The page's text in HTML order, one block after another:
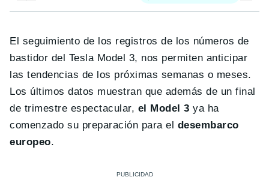
El seguimiento de los registros de los números de
bastidor del Tesla Model 3, nos permiten anticipar
las tendencias de los próximas semanas o meses.
Los últimos datos muestran que además de un final
de trimestre espectacular, el Model 3 ya ha
comenzado su preparación para el desembarco
europeo.